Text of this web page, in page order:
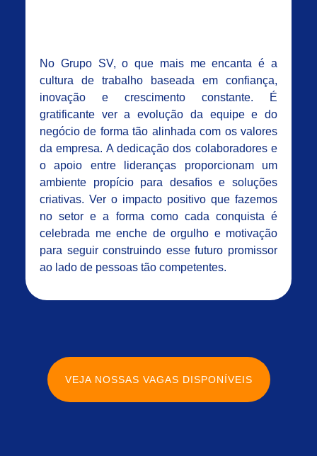
No Grupo SV, o que mais me encanta é a
cultura de trabalho baseada em confiança,
inovação e crescimento constante. É
gratificante ver a evolução da equipe e do
negócio de forma tão alinhada com os valores
da empresa. A dedicação dos colaboradores e
o apoio entre lideranças proporcionam um
ambiente propício para desafios e soluções
criativas. Ver o impacto positivo que fazemos
no setor e a forma como cada conquista é
celebrada me enche de orgulho e motivação
para seguir construindo esse futuro promissor
ao lado de pessoas tão competentes.
VEJA NOSSAS VAGAS DISPONÍVEIS